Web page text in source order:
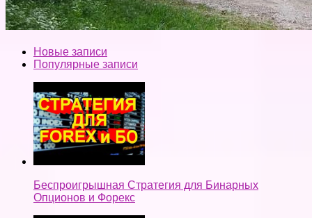
Новые записи
Популярные записи
Беспроигрышная Стратегия для Бинарных
Опционов и Форекс